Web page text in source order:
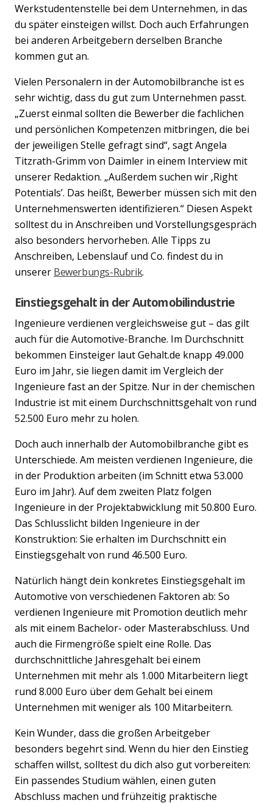
Werkstudentenstelle bei dem Unternehmen, in das
du später einsteigen willst. Doch auch Erfahrungen
bei anderen Arbeitgebern derselben Branche
kommen gut an.
Vielen Personalern in der Automobilbranche ist es
sehr wichtig, dass du gut zum Unternehmen passt.
„Zuerst einmal sollten die Bewerber die fachlichen
und persönlichen Kompetenzen mitbringen, die bei
der jeweiligen Stelle gefragt sind“, sagt Angela
Titzrath-Grimm von Daimler in einem Interview mit
unserer Redaktion. „Außerdem suchen wir ‚Right
Potentials’. Das heißt, Bewerber müssen sich mit den
Unternehmenswerten identifizieren.“ Diesen Aspekt
solltest du in Anschreiben und Vorstellungsgespräch
also besonders hervorheben. Alle Tipps zu
Anschreiben, Lebenslauf und Co. findest du in
unserer Bewerbungs-Rubrik.
Einstiegsgehalt in der Automobilindustrie
Ingenieure verdienen vergleichsweise gut – das gilt
auch für die Automotive-Branche. Im Durchschnitt
bekommen Einsteiger laut Gehalt.de knapp 49.000
Euro im Jahr, sie liegen damit im Vergleich der
Ingenieure fast an der Spitze. Nur in der chemischen
Industrie ist mit einem Durchschnittsgehalt von rund
52.500 Euro mehr zu holen.
Doch auch innerhalb der Automobilbranche gibt es
Unterschiede. Am meisten verdienen Ingenieure, die
in der Produktion arbeiten (im Schnitt etwa 53.000
Euro im Jahr). Auf dem zweiten Platz folgen
Ingenieure in der Projektabwicklung mit 50.800 Euro.
Das Schlusslicht bilden Ingenieure in der
Konstruktion: Sie erhalten im Durchschnitt ein
Einstiegsgehalt von rund 46.500 Euro.
Natürlich hängt dein konkretes Einstiegsgehalt im
Automotive von verschiedenen Faktoren ab: So
verdienen Ingenieure mit Promotion deutlich mehr
als mit einem Bachelor- oder Masterabschluss. Und
auch die Firmengröße spielt eine Rolle. Das
durchschnittliche Jahresgehalt bei einem
Unternehmen mit mehr als 1.000 Mitarbeitern liegt
rund 8.000 Euro über dem Gehalt bei einem
Unternehmen mit weniger als 100 Mitarbeitern.
Kein Wunder, dass die großen Arbeitgeber
besonders begehrt sind. Wenn du hier den Einstieg
schaffen willst, solltest du dich also gut vorbereiten:
Ein passendes Studium wählen, einen guten
Abschluss machen und frühzeitig praktische